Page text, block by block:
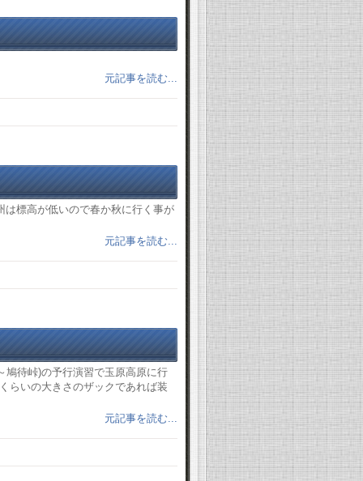
元記事を読む...
標高が低いので春か秋に行く事が
元記事を読む...
鳩待峠)の予行演習で玉原高原に行
らいの大きさのザックであれば装
元記事を読む...